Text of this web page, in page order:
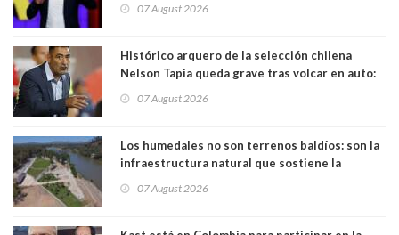
forma de quitar dignidad"
07 August 2026
Histórico arquero de la selección chilena
Nelson Tapia queda grave tras volcar en auto:
07 August 2026
Los humedales no son terrenos baldíos: son la
infraestructura natural que sostiene la
07 August 2026